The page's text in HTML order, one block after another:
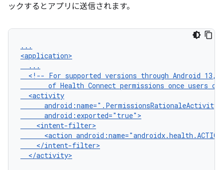
ックするとアプリに送信されます。
...
<!-- For supported versions through Android 13,
of Health Connect permissions once users
<action
</activity>